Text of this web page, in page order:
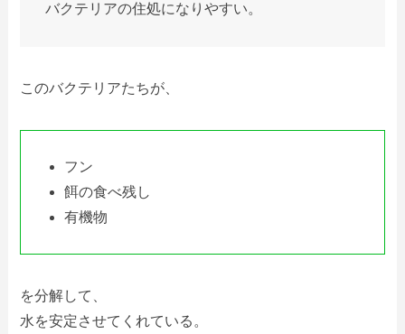
バクテリアの住処になりやすい。
このバクテリアたちが、
フン
餌の食べ残し
有機物
を分解して、
水を安定させてくれている。